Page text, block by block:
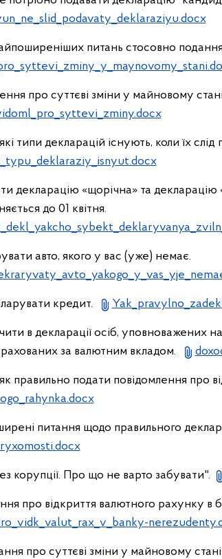
питань стосовно
про суттєві зміни у майновому
типи декларацій існують, коли їх
декларацію «щорічна» та
до 01 квітня.
авто, якого у вас (уже) немає.
кредит.
в декларації осіб, уповноважених
за валютним вкладом.
правильно подати повідомлення про
питання щодо правильного
корупції. Про що не варто забувати".
про відкриття валютного рахунку в
про суттєві зміни у майновому